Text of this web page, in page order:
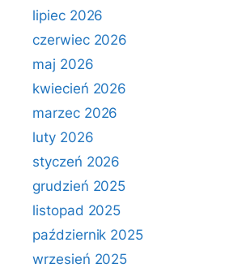
lipiec 2026
czerwiec 2026
maj 2026
kwiecień 2026
marzec 2026
luty 2026
styczeń 2026
grudzień 2025
listopad 2025
październik 2025
wrzesień 2025